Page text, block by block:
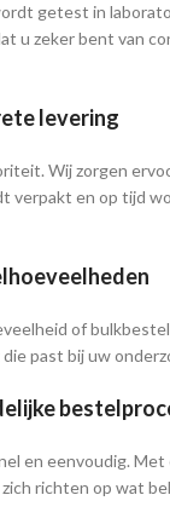
getest in
u zeker bent van
levering
Wij zorgen
verpakt en op tijd
of
past bij uw
en eenvoudig.
richten op wat